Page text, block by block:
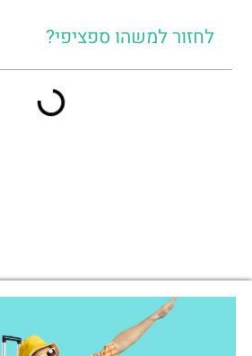
לחזור למשהו ספציפי?